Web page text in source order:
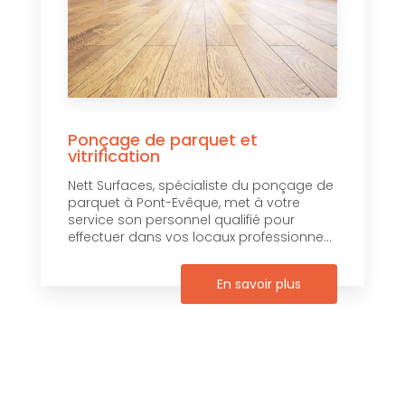
Ponçage de parquet et
vitrification
Nett Surfaces, spécialiste du ponçage de
parquet à Pont-Evêque, met à votre
service son personnel qualifié pour
effectuer dans vos locaux professionne...
En savoir plus